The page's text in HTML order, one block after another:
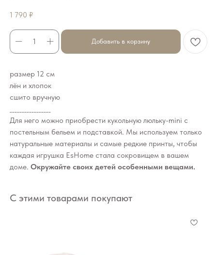
1 790 ₽
Добавить в корзину
размер 12 см
лён и хлопок
сшито вручную
Для него можно приобрести кукольную люльку-mini с
постельным бельем и подставкой. Мы используем только
натуральные материалы и самые редкие принты, чтобы
каждая игрушка EsHome стала сокровищем в вашем
доме. Окружайте своих детей особенными вещами.
С этими товарами покупают